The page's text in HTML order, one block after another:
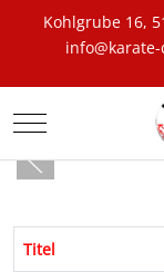
Kohlgrube 16,
Mobile Menu
Titel